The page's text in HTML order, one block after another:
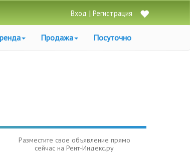
Вход | Регистрация
Продажа Посуточно
Разместите свое объявление прямо
сейчас на Рент-Индекс.ру